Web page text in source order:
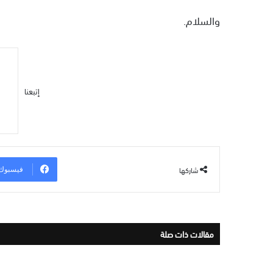
والسلام.
إتبعنا
شاركها
مقالات ذات صلة